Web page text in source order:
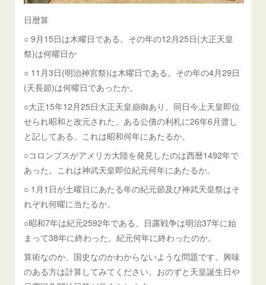
日暦算
○ 9月15日は木曜日である。その年の12月25日(大正天皇
祭)は何曜日か
○ 11月3日(明治神宮祭)は木曜日である。その年の4月29日
(天長節)は何曜日であったか。
○大正15年12月25日大正天皇崩御あり、同日今上天皇即位
せられ昭和と改元された。ある公債の利札に26年6月渡し
と記してある。これは昭和何年にあたるか。
○コロンブスがアメリカ大陸を発見したのは西暦1492年で
あった。これは神武天皇即位紀元何年にあたるか。
○ 1月1日が土曜日にあたる年の紀元節及び神武天皇祭はそ
れぞれ何曜に当たるか。
○昭和7年は紀元2592年である。日露戦争は明治37年に始
まって38年に終わった。紀元何年に終わったのか。
算術なのか、国史なのかわからないような問題です。興味
のある方は計算してみてください。おのずと天皇誕生日や